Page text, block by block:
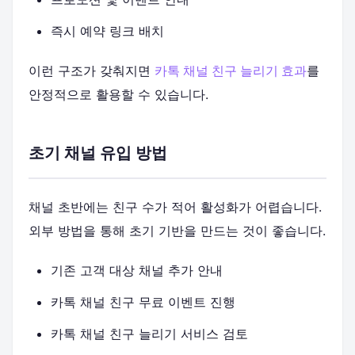
즉시 예약 링크 배치
이런 구조가 갖춰지면 카톡 채널 친구 늘리기 효과를
안정적으로 활용할 수 있습니다.
초기 채널 유입 방법
채널 초반에는 친구 수가 적어 활성화가 어렵습니다.
외부 방법을 통해 초기 기반을 만드는 것이 좋습니다.
기존 고객 대상 채널 추가 안내
카톡 채널 친구 무료 이벤트 진행
카톡 채널 친구 늘리기 서비스 검토